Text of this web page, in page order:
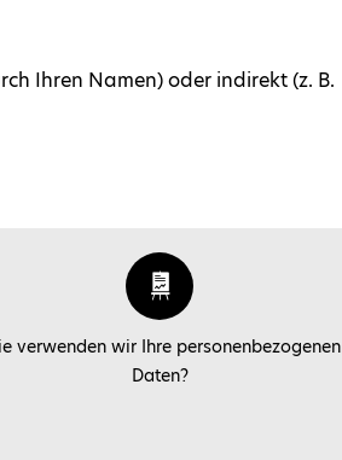
Ihren Namen) oder indirekt (z. B.
verwenden wir Ihre personenbezogenen
Daten?